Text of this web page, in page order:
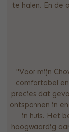
te halen. En de
"Voor mijn
comfortabel
precies dat
ontspannen in
in huis. Het
hoogwaardig